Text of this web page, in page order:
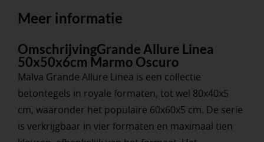
Meer informatie
OmschrijvingGrande Allure Linea
50x50x6cm Marmo Oscuro
Malva Grande Allure Linea is een collectie
betontegels in royale formaten, tot wel 80x40x5
cm, waaronder het populaire 60x60x5 cm. De serie
is verkrijgbaar in vier formaten en maximaal tien